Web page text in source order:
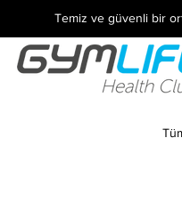
Temiz ve güvenli bir